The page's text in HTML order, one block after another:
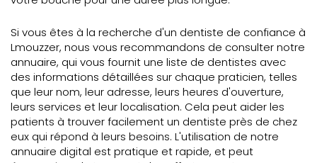
Si vous êtes à la recherche d'un dentiste de confiance à
Lmouzzer, nous vous recommandons de consulter notre
annuaire, qui vous fournit une liste de dentistes avec
des informations détaillées sur chaque praticien, telles
que leur nom, leur adresse, leurs heures d'ouverture,
leurs services et leur localisation. Cela peut aider les
patients à trouver facilement un dentiste près de chez
eux qui répond à leurs besoins. L'utilisation de notre
annuaire digital est pratique et rapide, et peut